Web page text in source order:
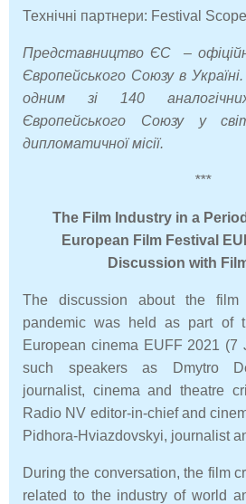
Технічні партнери: Festival
Представництво ЄС –
Європейського Союзу в
одним зі 140
Європейського Союзу у
дипломатичної місії.
***
The Film Industry in a
European Film Festival
Discussion with
The discussion about the film
pandemic was held as part of
European cinema EUFF 2021 (7
such speakers as Dmytro
journalist, cinema and theatre
Radio NV editor-in-chief and
Pidhora-Hviazdovskyi, journalist
During the conversation, the film
related to the industry of world